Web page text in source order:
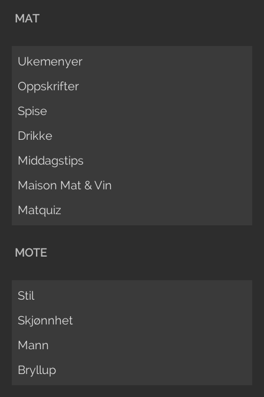
MAT
Ukemenyer
Oppskrifter
Spise
Drikke
Middagstips
Maison Mat & Vin
Matquiz
MOTE
Stil
Skjønnhet
Mann
Bryllup